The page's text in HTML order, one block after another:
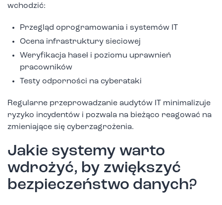
wchodzić:
Przegląd oprogramowania i systemów IT
Ocena infrastruktury sieciowej
Weryfikacja haseł i poziomu uprawnień
pracowników
Testy odporności na cyberataki
Regularne przeprowadzanie audytów IT minimalizuje
ryzyko incydentów i pozwala na bieżąco reagować na
zmieniające się cyberzagrożenia.
Jakie systemy warto
wdrożyć, by zwiększyć
bezpieczeństwo danych?